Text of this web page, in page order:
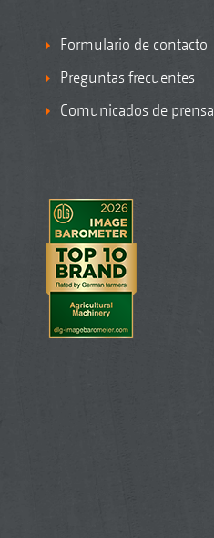
Formulario de contacto
Preguntas frecuentes
Comunicados de prensa